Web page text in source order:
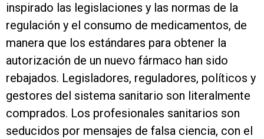
inspirado las legislaciones y las normas de la
regulación y el consumo de medicamentos, de
manera que los estándares para obtener la
autorización de un nuevo fármaco han sido
rebajados. Legisladores, reguladores, políticos y
gestores del sistema sanitario son literalmente
comprados. Los profesionales sanitarios son
seducidos por mensajes de falsa ciencia, con el